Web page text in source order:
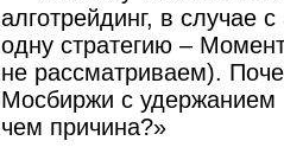
алготрейдинг, в случае
одну стратегию –
не рассматриваем).
Мосбиржи с удержанием
чем причина?»